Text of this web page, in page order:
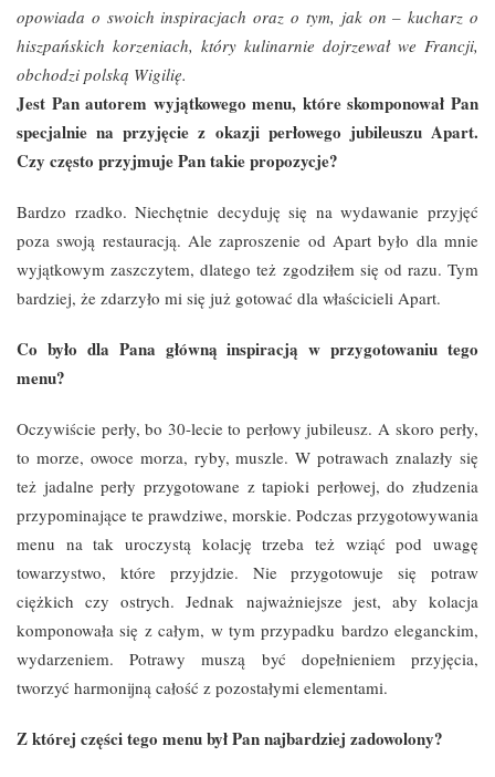
opowiada o swoich inspiracjach oraz o tym, jak on – kucharz o
hiszpańskich korzeniach, który kulinarnie dojrzewał we Francji,
obchodzi polską Wigilię.
Jest Pan autorem wyjątkowego menu, które skomponował Pan
specjalnie na przyjęcie z okazji perłowego jubileuszu Apart.
Czy często przyjmuje Pan takie propozycje?
Bardzo rzadko. Niechętnie decyduję się na wydawanie przyjęć
poza swoją restauracją. Ale zaproszenie od Apart było dla mnie
wyjątkowym zaszczytem, dlatego też zgodziłem się od razu. Tym
bardziej, że zdarzyło mi się już gotować dla właścicieli Apart.
Co było dla Pana główną inspiracją w przygotowaniu tego
menu?
Oczywiście perły, bo 30-lecie to perłowy jubileusz. A skoro perły,
to morze, owoce morza, ryby, muszle. W potrawach znalazły się
też jadalne perły przygotowane z tapioki perłowej, do złudzenia
przypominające te prawdziwe, morskie. Podczas przygotowywania
menu na tak uroczystą kolację trzeba też wziąć pod uwagę
towarzystwo, które przyjdzie. Nie przygotowuje się potraw
ciężkich czy ostrych. Jednak najważniejsze jest, aby kolacja
komponowała się z całym, w tym przypadku bardzo eleganckim,
wydarzeniem. Potrawy muszą być dopełnieniem przyjęcia,
tworzyć harmonijną całość z pozostałymi elementami.
Z której części tego menu był Pan najbardziej zadowolony?